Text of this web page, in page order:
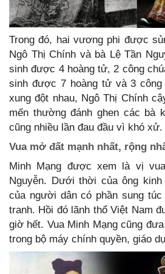
Trong đó, hai vương phi được
Ngô Thị Chính và bà Lệ Tần
sinh được 4 hoàng tử, 2 công
sinh được 7 hoàng tử và 3
xung đột nhau, Ngô Thị Chính
mến thường đánh ghen các bà
cũng nhiều lần đau đầu vì khó xử.
Vua mở đất mạnh nhất, rộng
Minh Mạng được xem là vị
Nguyễn. Dưới thời của ông
của người dân có phần sung
tranh. Hồi đó lãnh thổ Việt Nam
giờ hết. Vua Minh Mạng cũng
trong bộ máy chính quyền, giáo